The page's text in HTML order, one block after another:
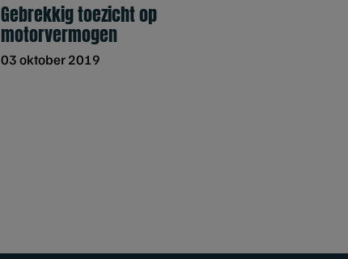
Gebrekkig toezicht op
motorvermogen
03 oktober 2019